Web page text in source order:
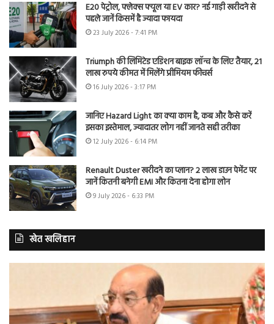
E20 पेट्रोल, फ्लेक्स फ्यूल या EV कार? नई गाड़ी खरीदने से
पहले जानें किसमें है ज्यादा फायदा
23 July 2026 - 7:41 PM
Triumph की लिमिटेड एडिशन बाइक लॉन्च के लिए तैयार, 21
लाख रुपये कीमत में मिलेंगे प्रीमियम फीचर्स
16 July 2026 - 3:17 PM
जानिए Hazard Light का क्या काम है, कब और कैसे करें
इसका इस्तेमाल, ज्यादातर लोग नहीं जानते सही तरीका
12 July 2026 - 6:14 PM
Renault Duster खरीदने का प्लान? 2 लाख डाउन पेमेंट पर
जानें कितनी बनेगी EMI और कितना देना होगा लोन
9 July 2026 - 6:33 PM
खेत खलिहान